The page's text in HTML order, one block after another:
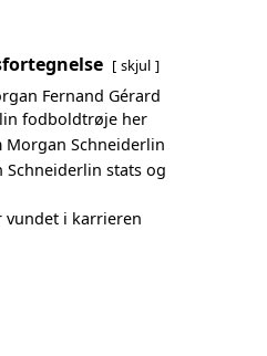
skjul
Fernand Gérard
fodboldtrøje her
Morgan Schneiderlin
Schneiderlin stats og
vundet i karrieren